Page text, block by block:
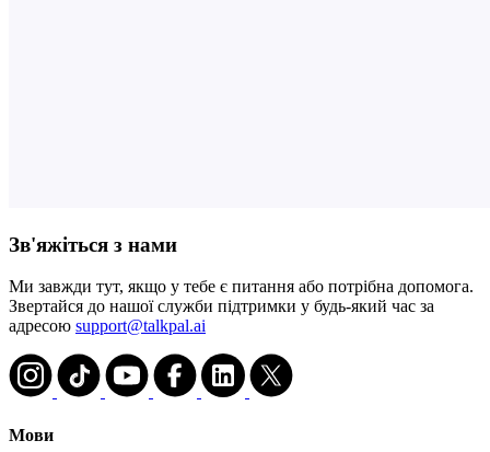
Зв'яжіться з нами
Ми завжди тут, якщо у тебе є питання або потрібна допомога.
Звертайся до нашої служби підтримки у будь-який час за
адресою support@talkpal.ai
Мови